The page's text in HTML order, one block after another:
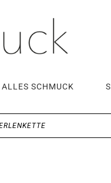
ALLES SCHMUCK